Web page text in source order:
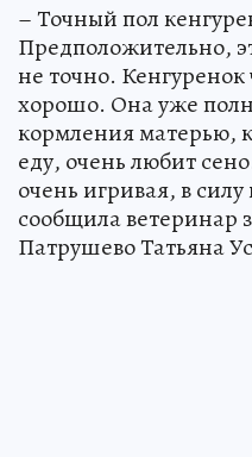
– Точный пол
Предположительно,
не точно. Кенгуренок
хорошо. Она уже
кормления матерью,
еду, очень любит
очень игривая, в
сообщила ветеринар
Патрушево Татьяна